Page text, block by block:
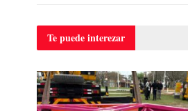
Te puedeinterezar